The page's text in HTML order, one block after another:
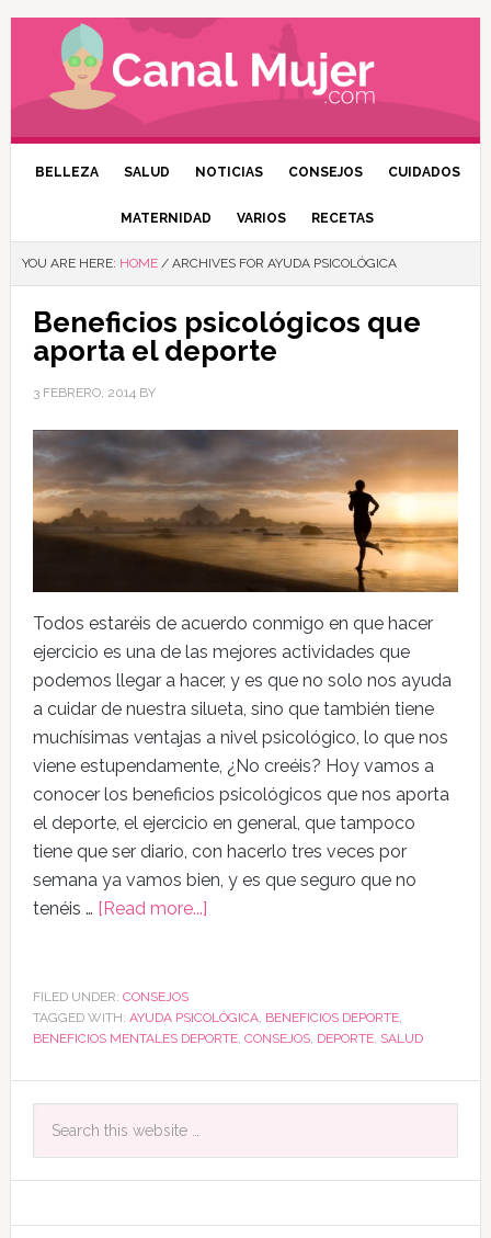
BELLEZA SALUD NOTICIAS CONSEJOS CUIDADOS
MATERNIDAD VARIOS RECETAS
YOU ARE HERE: HOME /ARCHIVES FOR AYUDA PSICOLÓGICA
Beneficios psicológicos que
aporta el deporte
3 FEBRERO, 2014BY
Todos estaréis de acuerdo conmigo en que hacer
ejercicio es una de las mejores actividades que
podemos llegar a hacer, y es que no solo nos ayuda
a cuidar de nuestra silueta, sino que también tiene
muchísimas ventajas a nivel psicológico, lo que nos
viene estupendamente, ¿No creéis? Hoy vamos a
conocer los beneficios psicológicos que nos aporta
el deporte, el ejercicio en general, que tampoco
tiene que ser diario, con hacerlo tres veces por
semana ya vamos bien, y es que seguro que no
tenéis … [Read more...]
FILED UNDER: CONSEJOS
TAGGED WITH: AYUDA PSICOLÓGICA, BENEFICIOS DEPORTE,
BENEFICIOS MENTALES DEPORTE, CONSEJOS, DEPORTE, SALUD